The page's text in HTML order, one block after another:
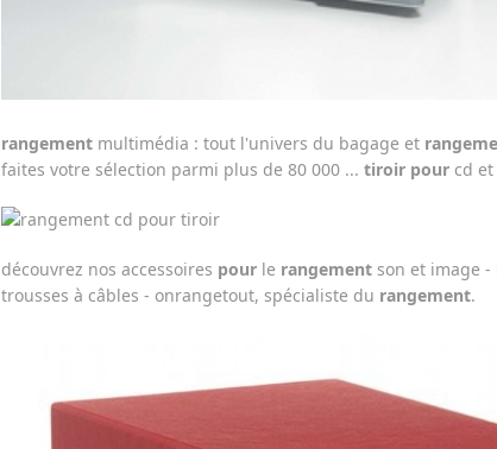
rangementmultimédia : tout l'univers du bagage et
faites votre sélection parmi plus de 80 000 ... tiroir pourcd et
découvrez nos accessoires pourle rangementson et image -
trousses à câbles - onrangetout, spécialiste du rangement.